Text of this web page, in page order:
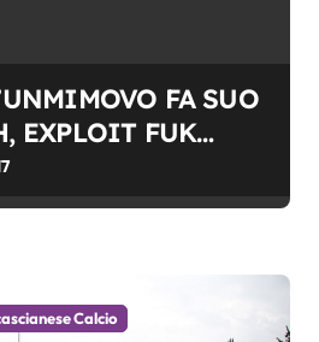
FA SUO
EXPLOIT FUK
Calcio